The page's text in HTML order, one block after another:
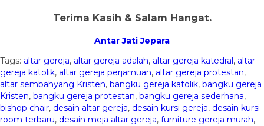
Terima Kasih & Salam Hangat.
Antar Jati Jepara
Tags: altar gereja, altar gereja adalah, altar gereja katedral, altar
gereja katolik, altar gereja perjamuan, altar gereja protestan,
altar sembahyang Kristen, bangku gereja katolik, bangku gereja
Kristen, bangku gereja protestan, bangku gereja sederhana,
bishop chair, desain altar gereja, desain kursi gereja, desain kursi
room terbaru, desain meja altar gereja, furniture gereja murah,